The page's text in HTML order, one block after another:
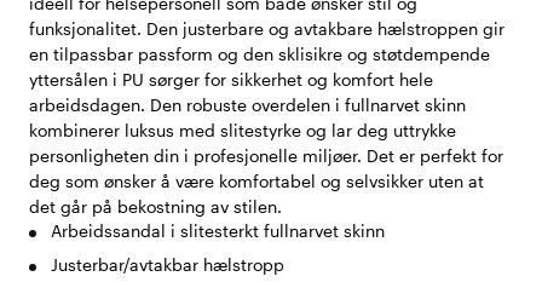
funksjonalitet. Den justerbare og avtakbare hælstroppen gir
en tilpassbar passform og den sklisikre og støtdempende
yttersålen i PU sørger for sikkerhet og komfort hele
arbeidsdagen. Den robuste overdelen i fullnarvet skinn
kombinerer luksus med slitestyrke og lar deg uttrykke
personligheten din i profesjonelle miljøer. Det er perfekt for
deg som ønsker å være komfortabel og selvsikker uten at
det går på bekostning av stilen.
Arbeidssandal i slitesterkt fullnarvet skinn
Justerbar/avtakbar hælstropp